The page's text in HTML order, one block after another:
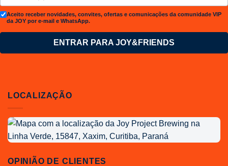
Aceito receber novidades, convites, ofertas e comunicações da comunidade VIP
da JOY por e-mail e WhatsApp.
ENTRAR PARA JOY&FRIENDS
LOCALIZAÇÃO
Localização
da
Project
OPINIÃO DE CLIENTES